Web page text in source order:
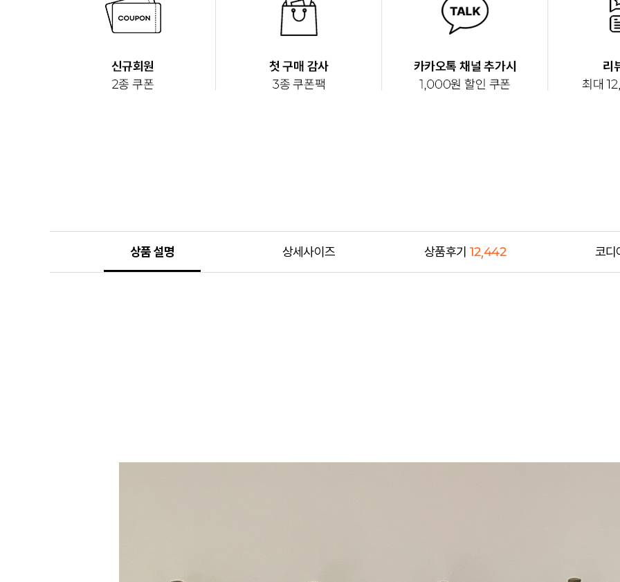
상품 설명 상세사이즈 상품후기 12,442 코디